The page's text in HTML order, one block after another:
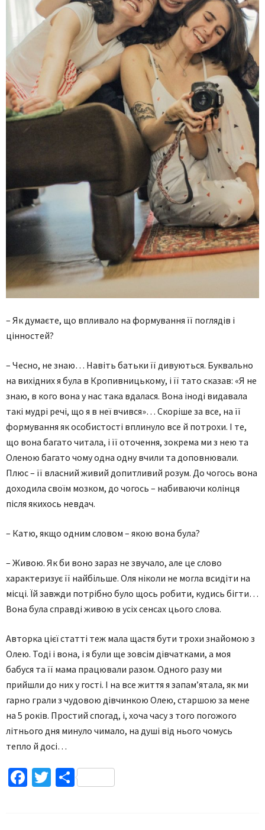
– Як думаєте, що впливало на формування її поглядів і
цінностей?
– Чесно, не знаю… Навіть батьки її дивуються. Буквально
на вихідних я була в Кропивницькому, і її тато сказав: «Я не
знаю, в кого вона у нас така вдалася. Вона іноді видавала
такі мудрі речі, що я в неї вчився»… Скоріше за все, на її
формування як особистості вплинуло все й потрохи. І те,
що вона багато читала, і її оточення, зокрема ми з нею та
Оленою багато чому одна одну вчили та доповнювали.
Плюс – її власний живий допитливий розум. До чогось вона
доходила своїм мозком, до чогось – набиваючи колінця
після якихось невдач.
– Катю, якщо одним словом – якою вона була?
– Живою. Як би воно зараз не звучало, але це слово
характеризує її найбільше. Оля ніколи не могла всидіти на
місці. Їй завжди потрібно було щось робити, кудись бігти…
Вона була справді живою в усіх сенсах цього слова.
Авторка цієї статті теж мала щастя бути трохи знайомою з
Олею. Тоді і вона, і я були ще зовсім дівчатками, а моя
бабуся та її мама працювали разом. Одного разу ми
прийшли до них у гості. І на все життя я запам’ятала, як ми
гарно грали з чудовою дівчинкою Олею, старшою за мене
на 5 років. Простий спогад, і, хоча часу з того погожого
літнього дня минуло чимало, на душі від нього чомусь
тепло й досі…
Facebook
TwitterПоділитися